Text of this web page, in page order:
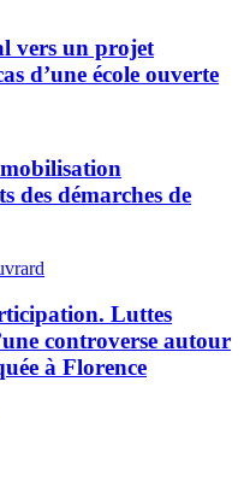
vers un projet
d’une école ouverte
des démarches de
Luttes
controverse autour
à Florence